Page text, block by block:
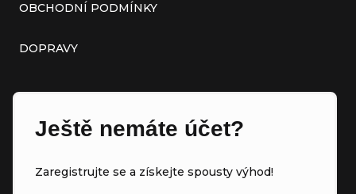
OBCHODNÍ PODMÍNKY
DOPRAVY
Ještě nemáte účet?
Zaregistrujte se a získejte spousty výhod!